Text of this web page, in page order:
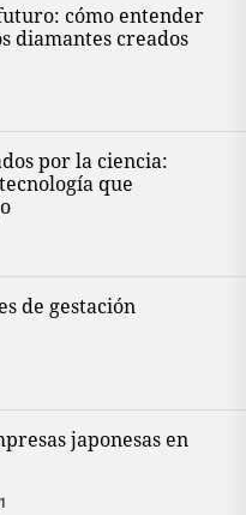
cómo entender
diamantes creados
por la ciencia:
que
de gestación
japonesas en